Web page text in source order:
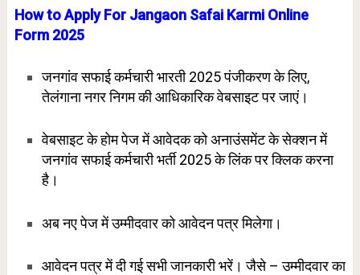
How to Apply For Jangaon Safai Karmi Online
Form 2025
जनगांव सफाई कर्मचारी भारती 2025 पंजीकरण के लिए,
तेलंगाना नगर निगम की आधिकारिक वेबसाइट पर जाएं।
वेबसाइट के होम पेज में आवेदक को अनाउंसमेंट के सेक्शन में
जनगांव सफाई कर्मचारी भर्ती 2025 के लिंक पर क्लिक करना
है।
अब नए पेज में उम्मीदवार को आवेदन पत्र मिलेगा।
आवेदन पत्र में दी गई सभी जानकारी भरें। जैसे – उम्मीदवार का